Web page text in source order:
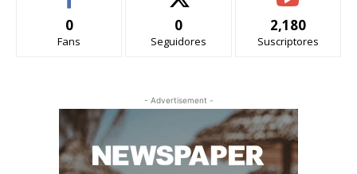
0
Fans
0
Seguidores
2,180
Suscriptores
- Advertisement -